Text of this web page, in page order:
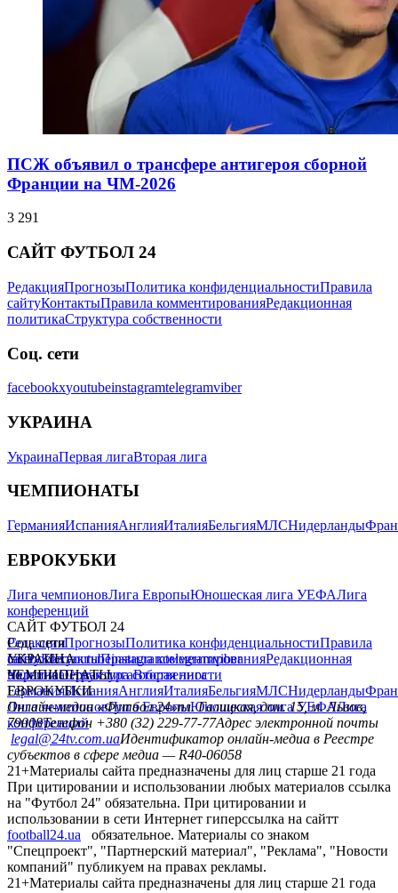
ПСЖ объявил о трансфере антигероя сборной
Франции на ЧМ-2026
3 291
САЙТ ФУТБОЛ 24
РедакцияПрогнозыПолитика конфиденциальностиПравила
сайтуКонтактыПравила комментированияРедакционная
политикаСтруктура собственности
Соц. сети
facebookxyoutubeinstagramtelegramviber
УКРАИНА
УкраинаПервая лигаВторая лига
ЧЕМПИОНАТЫ
ГерманияИспанияАнглияИталияБельгияМЛСНидерланды
ЕВРОКУБКИ
Лига чемпионовЛига ЕвропыЮношеская лига УЕФАЛига
конференций
САЙТ ФУТБОЛ 24
РедакцияПрогнозыПолитика конфиденциальностиПравила
сайтуКонтактыПравила комментированияРедакционная
политикаСтруктура собственности
Соц. сети
facebookxyoutubeinstagramtelegramviber
УКРАИНА
УкраинаПервая лигаВторая лига
ЧЕМПИОНАТЫ
ГерманияИспанияАнглияИталияБельгияМЛСНидерланды
ЕВРОКУБКИ
Лига чемпионовЛига ЕвропыЮношеская лига УЕФАЛига
конференций
Онлайн-медиа «Футбол 24»пл. Галицкая, дом. 15, м. Львов,
79008Телефон +380 (32) 229-77-77Адрес электронной почты
legal@24tv.com.uaИдентификатор онлайн-медиа в Реестре
субъектов в сфере медиа — R40-06058
21+Материалы сайта предназначены для лиц старше 21 года
При цитировании и использовании любых материалов ссылка
на "Футбол 24" обязательна. При цитировании и
использовании в сети Интернет гиперссылка на сайтт
football24.ua
обязательное. Материалы со знаком
"Спецпроект", "Партнерский материал", "Реклама", "Новости
компаний" публикуем на правах рекламы.
21+Материалы сайта предназначены для лиц старше 21 года